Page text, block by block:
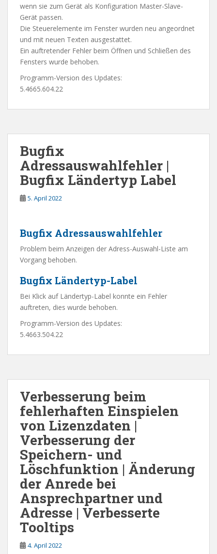
wenn sie zum Gerät als Konfiguration Master-Slave-
Gerät passen.
Die Steuerelemente im Fenster wurden neu angeordnet
und mit neuen Texten ausgestattet.
Ein auftretender Fehler beim Öffnen und Schließen des
Fensters wurde behoben.
Programm-Version des Updates:
5.4665.604.22
Bugfix
Adressauswahlfehler |
Bugfix Ländertyp Label
5. April 2022
Bugfix Adressauswahlfehler
Problem beim Anzeigen der Adress-Auswahl-Liste am
Vorgang behoben.
Bugfix Ländertyp-Label
Bei Klick auf Ländertyp-Label konnte ein Fehler
auftreten, dies wurde behoben.
Programm-Version des Updates:
5.4663.504.22
Verbesserung beim
fehlerhaften Einspielen
von Lizenzdaten |
Verbesserung der
Speichern- und
Löschfunktion | Änderung
der Anrede bei
Ansprechpartner und
Adresse | Verbesserte
Tooltips
4. April 2022